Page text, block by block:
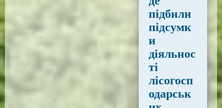
підбили
підсумк
и
діяльнос
ті
лісогосп
одарськ